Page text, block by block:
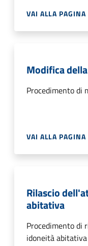
VAI ALLA PAGINA
Modifica
Procedimento di
VAI ALLA PAGINA
Rilascio
abitativa
Procedimento di
idoneità abitativa